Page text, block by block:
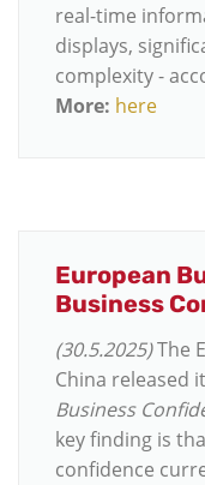
real-time
displays,
complexity -
More: here
European
Business
(30.5.2025)The
China released
Business
key finding is
confidence